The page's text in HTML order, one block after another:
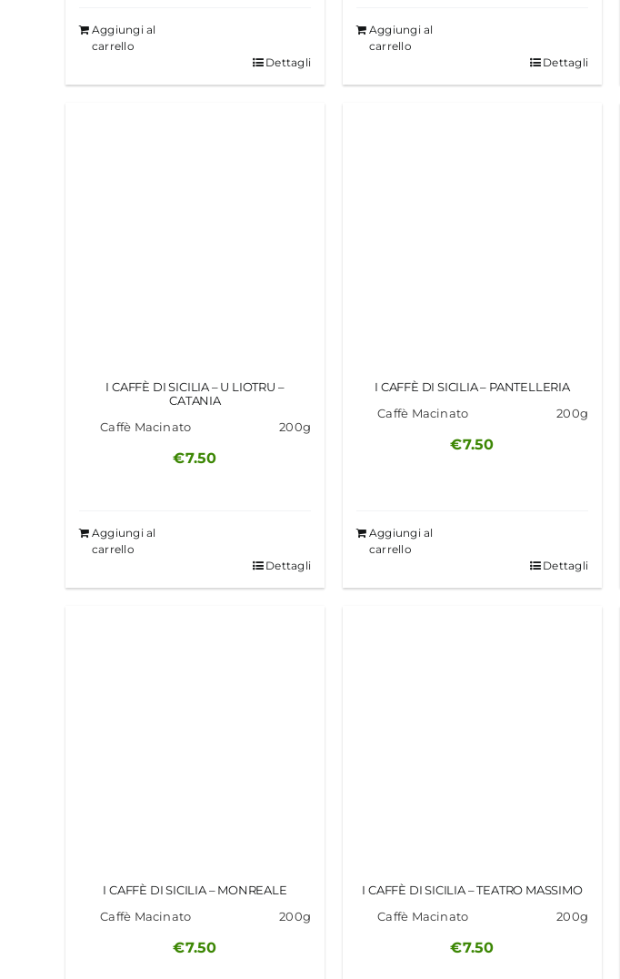
Aggiungi al
carrello
Dettagli
Aggiungi al
carrello
Dettagli
I CAFFÈ DI SICILIA – U LIOTRU –
CATANIA
Caffè Macinato
200g
€7.50
Aggiungi al
carrello
Dettagli
I CAFFÈ DI SICILIA – PANTELLERIA
Caffè Macinato
200g
€7.50
Aggiungi al
carrello
Dettagli
I CAFFÈ DI SICILIA – MONREALE
Caffè Macinato
200g
€7.50
I CAFFÈ DI SICILIA – TEATRO MASSIMO
Caffè Macinato
200g
€7.50